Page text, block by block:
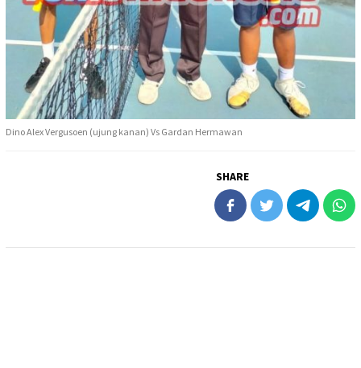
Dino Alex Vergusoen (ujung kanan) Vs Gardan Hermawan
SHARE